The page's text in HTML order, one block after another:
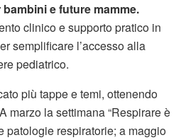
e future mamme.
clinico e supporto pratico in
semplificare l’accesso alla
pediatrico.
più tappe e temi, ottenendo
marzo la settimana “Respirare è
patologie respiratorie; a maggio